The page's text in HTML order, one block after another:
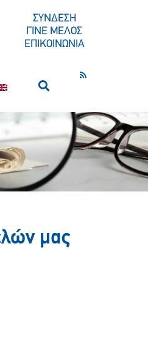
ΣΥΝΔΕΣΗ
ΓΙΝΕ ΜΕΛΟΣ
ΕΠΙΚΟΙΝΩΝΙΑ
μας​